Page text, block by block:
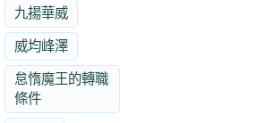
九揚華威
威均峰澤
怠惰魔王的轉職
條件